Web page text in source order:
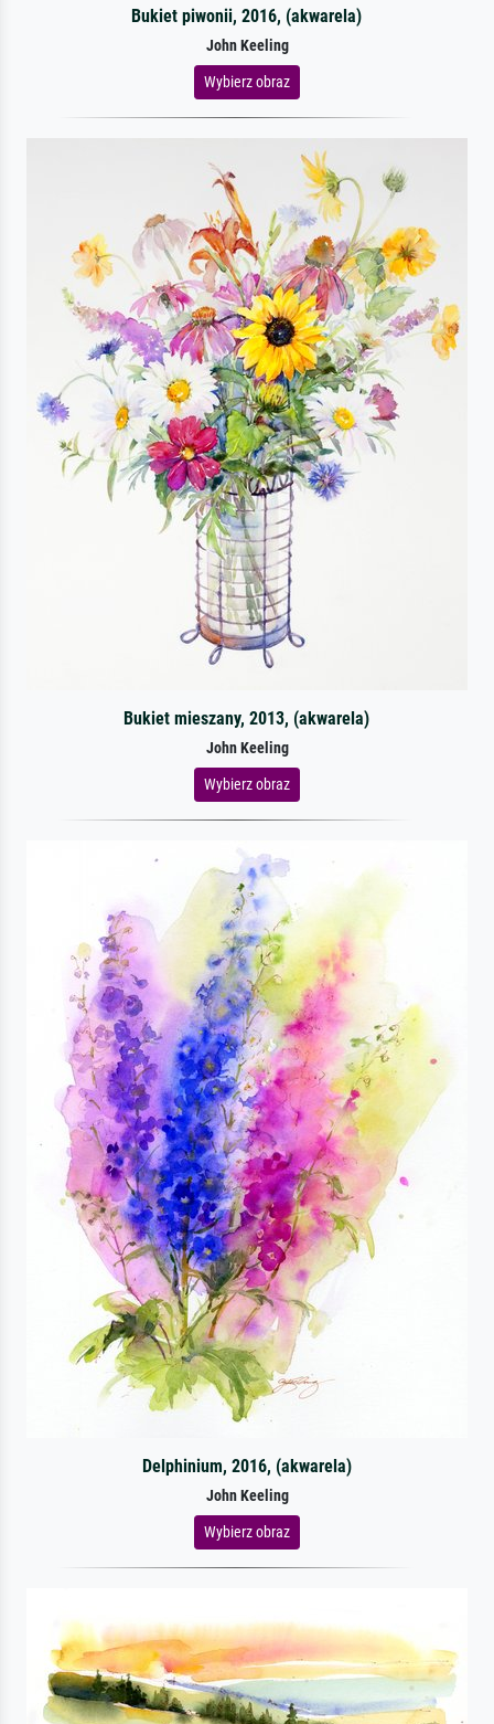
Bukiet piwonii, 2016, (akwarela)
John Keeling
Wybierz obraz
Bukiet mieszany, 2013, (akwarela)
John Keeling
Wybierz obraz
Delphinium, 2016, (akwarela)
John Keeling
Wybierz obraz